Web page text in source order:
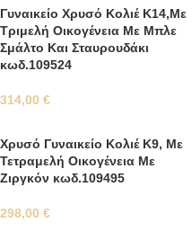
Γυναικείο Χρυσό Κολιέ Κ14,Με
Τριμελή Οικογένεια Με Μπλε
Σμάλτο Και Σταυρουδάκι
κωδ.109524
314,00 €
Χρυσό Γυναικείο Κολιέ Κ9, Με
Τετραμελή Οικογένεια Με
Ζιργκόν κωδ.109495
298,00 €